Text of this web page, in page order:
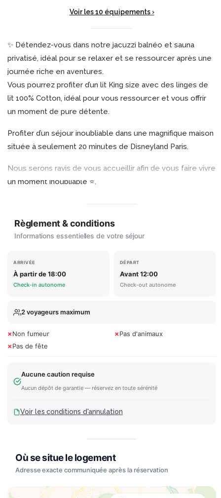
Voir les 10 équipements ›
✨ Détendez-vous dans notre jacuzzi balnéo et sauna
privatisé, idéal pour se relaxer et se ressourcer après une
journée riche en aventures.
Vous pourrez profiter d’un lit King size avec des linges de
lit 100% Cotton, idéal pour vous ressourcer et vous offrir
un moment de pure détente.
Profiter d’un séjour inoubliable dans une magnifique maison
située à seulement 20 minutes de Disneyland Paris.
Nous serons ravis de vous accueillir afin de vous faire vivre
un moment inoubliable ⭐️.
Règlement & conditions
Informations essentielles de votre séjour
ARRIVÉE
À partir de 18:00
Check-in autonome
DÉPART
Avant 12:00
Check-out autonome
2 voyageurs maximum
×Non fumeur ×Pas d'animaux
×Pas de fête
Aucune caution requise
Aucun dépôt de garantie — réservez en toute sérénité
Voir les conditions d'annulation